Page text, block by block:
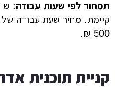
תמחור לפי שעות עבודה: ש
500 ₪.
קניית תוכנית